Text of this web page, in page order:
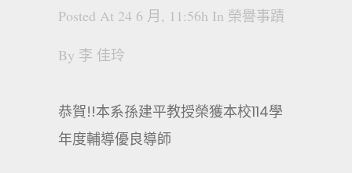
Posted At 24 6 月, 11:56h In 榮譽事蹟
By 李 佳玲
恭賀!!本系孫建平教授榮獲本校114學
年度輔導優良導師